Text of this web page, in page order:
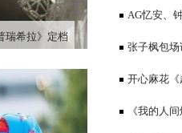
瑞希拉》定档
后，再遭网
AG忆安、
央的互搂照！
张子枫包
泉反应笑翻
开心麻花
冬景能“避暑”
《我的人